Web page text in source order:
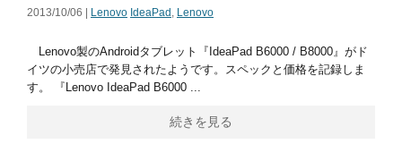
2013/10/06 | Lenovo IdeaPad, Lenovo
Lenovo製のAndroidタブレット『IdeaPad B6000 / B8000』がド
イツの小売店で発見されたようです。スペックと価格を記録しま
す。 『Lenovo IdeaPad B6000 ...
続きを見る